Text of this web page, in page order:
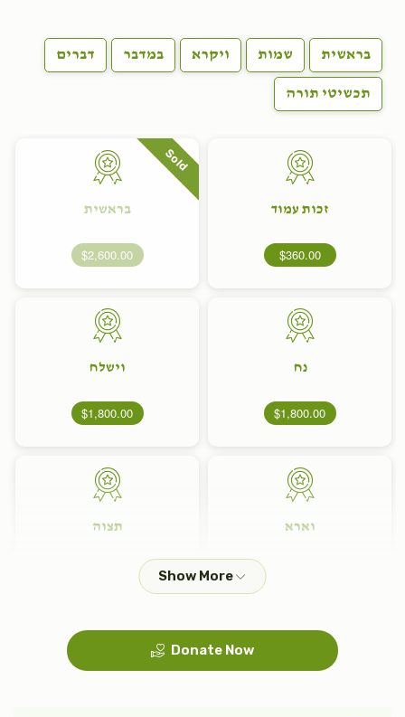
בראשית שמות ויקרא במדבר דברים
תכשיטי תורה
זכות עמוד
$360.00
Sold
בראשית
$2,600.00
נח
$1,800.00
וישלח
$1,800.00
וארא תצוה
Donate Now